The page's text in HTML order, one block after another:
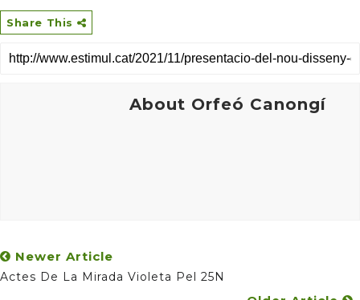
Share This
About Orfeó Canongí
Newer Article
Actes De La Mirada Violeta Pel 25N